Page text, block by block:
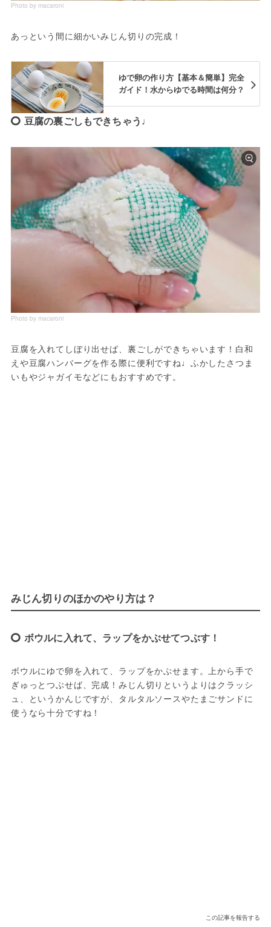
Photo by macaroni
あっという間に細かいみじん切りの完成！
ゆで卵の作り方【基本＆簡単】完全
ガイド！水からゆでる時間は何分？
豆腐の裏ごしもできちゃう♩
Photo by macaroni
豆腐を入れてしぼり出せば、裏ごしができちゃいます！白和
えや豆腐ハンバーグを作る際に便利ですね♩ふかしたさつま
いもやジャガイモなどにもおすすめです。
みじん切りのほかのやり方は？
ボウルに入れて、ラップをかぶせてつぶす！
ボウルにゆで卵を入れて、ラップをかぶせます。上から手で
ぎゅっとつぶせば、完成！みじん切りというよりはクラッシ
ュ、というかんじですが、タルタルソースやたまごサンドに
使うなら十分ですね！
この記事を報告する